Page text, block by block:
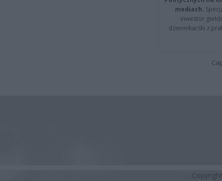
mediach.
inwestor
dziennikarski z